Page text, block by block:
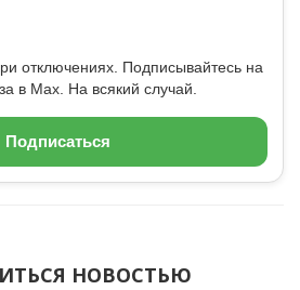
отключениях. Подписывайтесь на
в Max. На всякий случай.
Подписаться
НОВОСТЬЮ